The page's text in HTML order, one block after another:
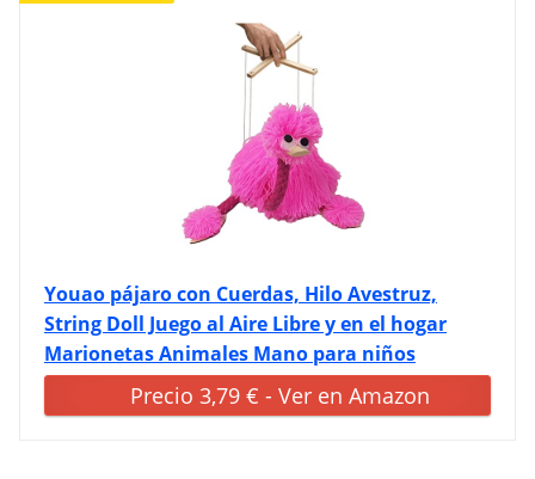
Youao pájaro con Cuerdas, Hilo Avestruz,
String Doll Juego al Aire Libre y en el hogar
Marionetas Animales Mano para niños
Precio 3,79 € - Ver en Amazon